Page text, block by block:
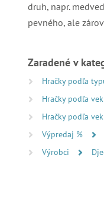
druh, napr.
pevného, ale
Zaradené v
Hračky podľa
Hračky podľa
Hračky podľa
Výpredaj %
Výrobci